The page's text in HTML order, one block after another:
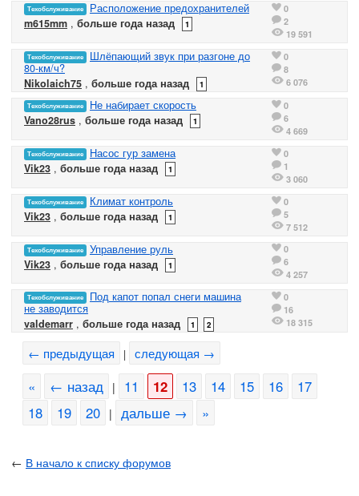
Техобслуживание
Расположение предохранителей
m615mm , больше года назад 1
0
2
19 591
Техобслуживание
Шлёпающий звук при разгоне до
80-км/ч?
Nikolaich75 , больше года назад 1
0
8
6 076
Техобслуживание
Не набирает скорость
Vano28rus , больше года назад 1
0
6
4 669
Техобслуживание
Насос гур замена
Vik23 , больше года назад 1
0
1
3 060
Техобслуживание
Климат контроль
Vik23 , больше года назад 1
0
5
7 512
Техобслуживание
Управление руль
Vik23 , больше года назад 1
0
6
4 257
Техобслуживание
Под капот попал снеги машина
не заводится
valdemarr , больше года назад 1 2
0
16
18 315
← предыдущая | следующая →
« ← назад | 11 12 13 14 15 16
17
18
19 20 | дальше → »
← В начало к списку форумов